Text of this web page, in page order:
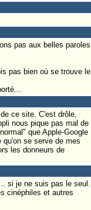
pas aux belles paroles
pas bien où se trouve le
ce site. C'est drôle,
nous pique pas mal de
que Apple-Google
se serve de mes
les donneurs de
si je ne suis pas le seul.
cinéphiles et autres